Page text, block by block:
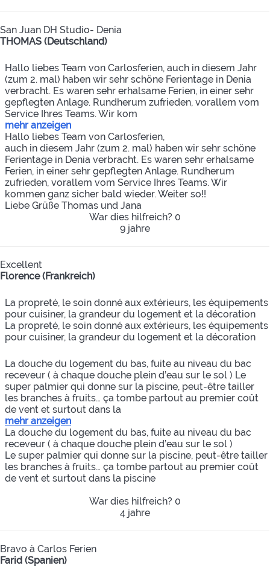
San Juan DH Studio- Denia
THOMAS (Deutschland)
Hallo liebes Team von Carlosferien, auch in diesem Jahr
(zum 2. mal) haben wir sehr schöne Ferientage in Denia
verbracht. Es waren sehr erhalsame Ferien, in einer sehr
gepflegten Anlage. Rundherum zufrieden, vorallem vom
Service Ihres Teams. Wir kom
mehr anzeigen
Hallo liebes Team von Carlosferien,
auch in diesem Jahr (zum 2. mal) haben wir sehr schöne
Ferientage in Denia verbracht. Es waren sehr erhalsame
Ferien, in einer sehr gepflegten Anlage. Rundherum
zufrieden, vorallem vom Service Ihres Teams. Wir
kommen ganz sicher bald wieder. Weiter so!!
Liebe Grüße Thomas und Jana
War dies hilfreich? 0
9 jahre
Excellent
Florence (Frankreich)
La propreté, le soin donné aux extérieurs, les équipements
pour cuisiner, la grandeur du logement et la décoration
La propreté, le soin donné aux extérieurs, les équipements
pour cuisiner, la grandeur du logement et la décoration
La douche du logement du bas, fuite au niveau du bac
receveur ( à chaque douche plein d’eau sur le sol ) Le
super palmier qui donne sur la piscine, peut-être tailler
les branches à fruits… ça tombe partout au premier coût
de vent et surtout dans la
mehr anzeigen
La douche du logement du bas, fuite au niveau du bac
receveur ( à chaque douche plein d’eau sur le sol )
Le super palmier qui donne sur la piscine, peut-être tailler
les branches à fruits… ça tombe partout au premier coût
de vent et surtout dans la piscine
War dies hilfreich? 0
4 jahre
Bravo à Carlos Ferien
Farid (Spanien)